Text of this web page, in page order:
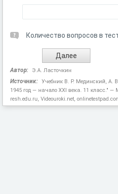
Количество вопросов в
Автор: Э.А. Ласточкин
Источник:
Учебник В. Р. Мединский, А.
1945 год — начало XXI века. 11 класс." —
resh.edu.ru, Videouroki.net,